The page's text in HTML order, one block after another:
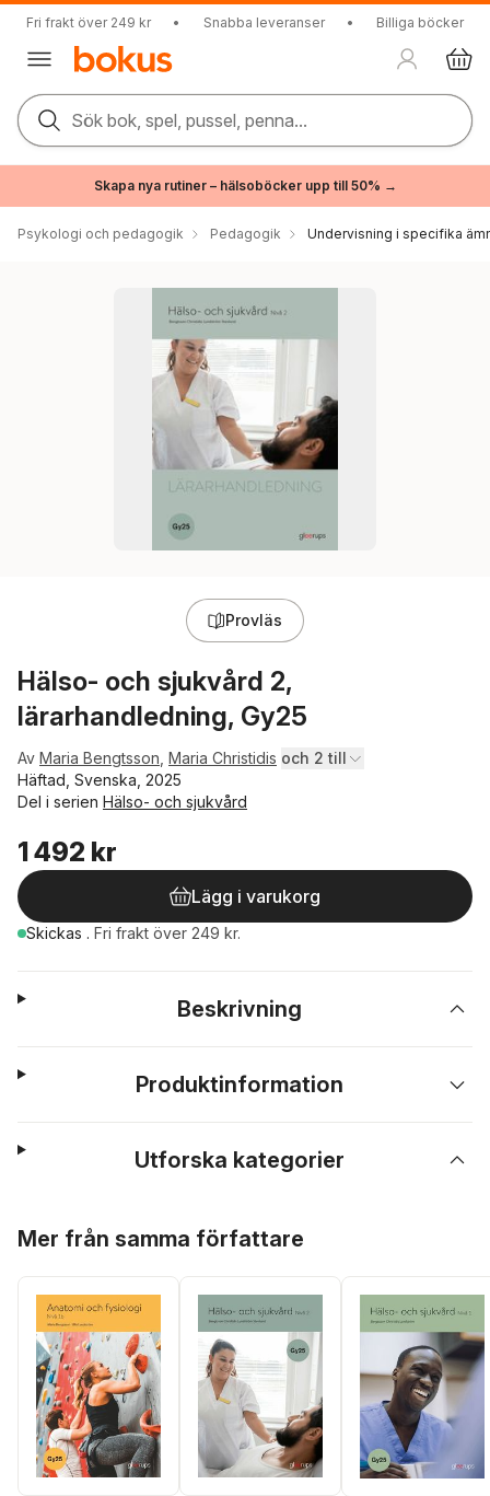
Fri frakt över 249 kr • Snabba leveranser • Billiga böcker
Sök bok, spel, pussel, penna...
Skapa nya rutiner – hälsoböcker upp till 50% →
Psykologi och pedagogik Pedagogik Undervisning i specifika
Provläs
Hälso- och sjukvård 2,
lärarhandledning, Gy25
Av Maria Bengtsson Maria Christidis och 2 till
Häftad, Svenska, 2025
Del i serien Hälso- och sjukvård
1 492 kr
Lägg i varukorg
Skickas . Fri frakt över 249 kr.
Beskrivning
Produktinformation
Utforska kategorier
Mer från samma författare